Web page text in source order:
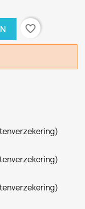
favorite_border